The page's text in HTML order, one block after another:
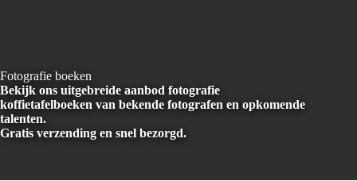
Fotografie boeken
Bekijk ons uitgebreide aanbod fotografie
koffietafelboeken van bekende fotografen en opkomende
talenten.
Gratis verzending en snel bezorgd.